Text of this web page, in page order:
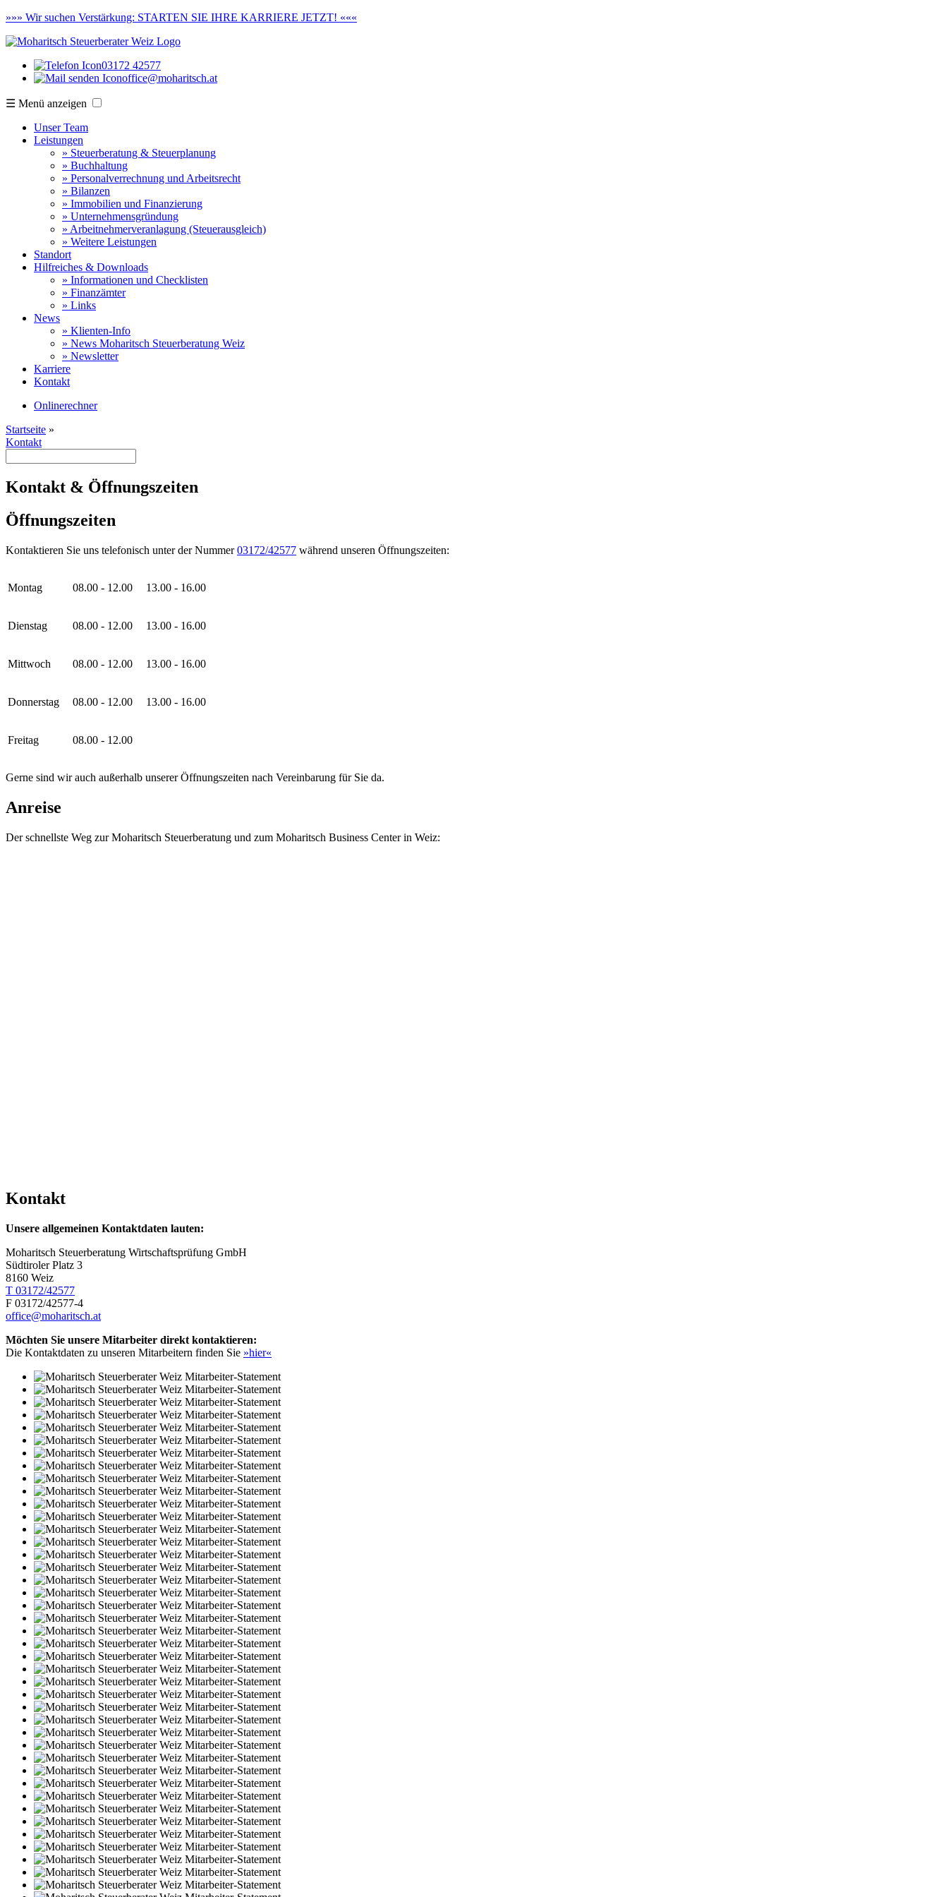
»»» Wir suchen Verstärkung: STARTEN SIE IHRE KARRIERE JETZT! «««
03172 42577
office@moharitsch.at
☰ Menü anzeigen
Unser Team
Leistungen
» Steuerberatung & Steuerplanung
» Buchhaltung
» Personalverrechnung und Arbeitsrecht
» Bilanzen
» Immobilien und Finanzierung
» Unternehmensgründung
» Arbeitnehmerveranlagung (Steuerausgleich)
» Weitere Leistungen
Standort
Hilfreiches & Downloads
» Informationen und Checklisten
» Finanzämter
» Links
News
» Klienten-Info
» News Moharitsch Steuerberatung Weiz
» Newsletter
Karriere
Kontakt
Onlinerechner
Startseite »
Kontakt
Kontakt & Öffnungszeiten
Öffnungszeiten
Kontaktieren Sie uns telefonisch unter der Nummer03172/42577 während unseren Öffnungszeiten:
Montag 08.00 - 12.00 13.00 - 16.00
Dienstag 08.00 - 12.00 13.00 - 16.00
Mittwoch 08.00 - 12.00 13.00 - 16.00
Donnerstag 08.00 - 12.00 13.00 - 16.00
Freitag 08.00 - 12.00
Gerne sind wir auch außerhalb unserer Öffnungszeiten nach Vereinbarung für Sie da.
Anreise
Der schnellste Weg zur Moharitsch Steuerberatung und zum Moharitsch Business Center in Weiz:
Kontakt
Unsere allgemeinen Kontaktdaten lauten:
Moharitsch Steuerberatung Wirtschaftsprüfung GmbH
Südtiroler Platz 3
8160 Weiz
T 03172/42577
F 03172/42577-4
office@moharitsch.at
Möchten Sie unsere Mitarbeiter direkt kontaktieren:
Die Kontaktdaten zu unseren Mitarbeitern finden Sie »hier«